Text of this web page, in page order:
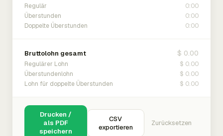
Regulär 0:00
Überstunden 0:00
Doppelte Überstunden 0:00
Bruttolohn gesamt $ 0.00
Regulärer Lohn $ 0.00
Überstundenlohn $ 0.00
Lohn für doppelte Überstunden $ 0.00
Drucken /
als PDF
speichern
CSV
exportieren
Zurücksetzen